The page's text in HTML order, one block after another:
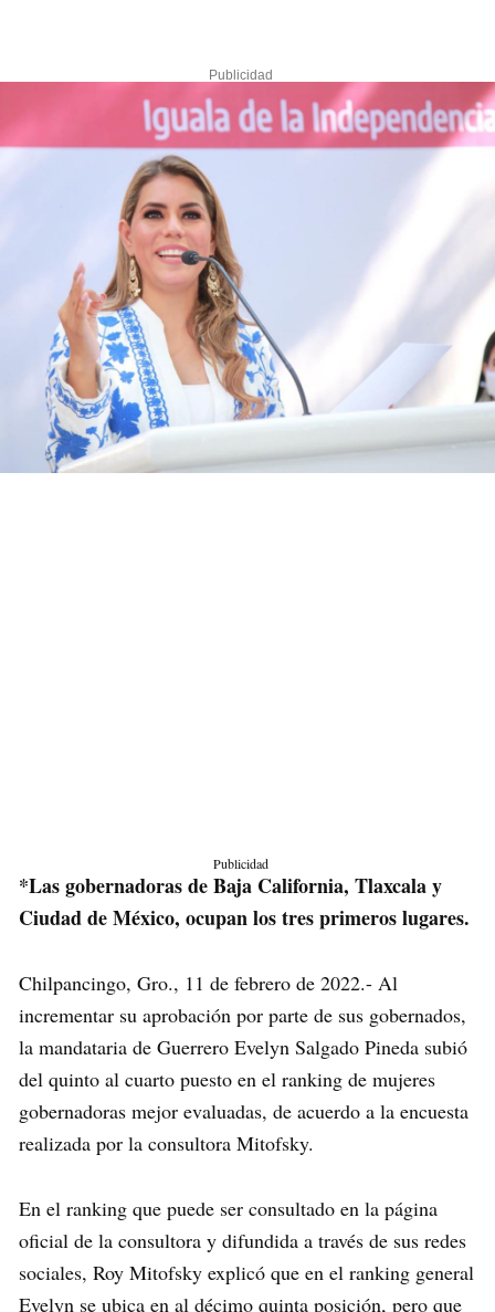
Publicidad
Publicidad
*Las gobernadoras de Baja California, Tlaxcala y
Ciudad de México, ocupan los tres primeros lugares.
Chilpancingo, Gro., 11 de febrero de 2022.- Al
incrementar su aprobación por parte de sus gobernados,
la mandataria de Guerrero Evelyn Salgado Pineda subió
del quinto al cuarto puesto en el ranking de mujeres
gobernadoras mejor evaluadas, de acuerdo a la encuesta
realizada por la consultora Mitofsky.
En el ranking que puede ser consultado en la página
oficial de la consultora y difundida a través de sus redes
sociales, Roy Mitofsky explicó que en el ranking general
Evelyn se ubica en al décimo quinta posición, pero que